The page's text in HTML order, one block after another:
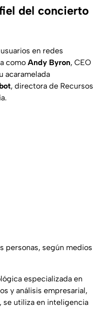
del concierto
en redes
como Andy Byron, CEO
acaramelada
, directora de Recursos
personas, según medios
especializada en
y análisis empresarial,
utiliza en inteligencia